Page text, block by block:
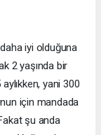
iyi olduğuna
2 yaşında bir
yani 300
için mandada
şu anda